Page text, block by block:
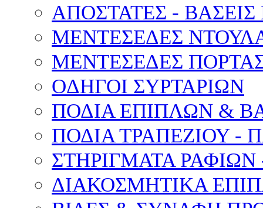
ΑΠΟΣΤΑΤΕΣ -
ΜΕΝΤΕΣΕΔΕΣ
ΜΕΝΤΕΣΕΔΕΣ
OΔΗΓΟΙ ΣΥΡΤΑΡΙΩΝ
ΠΟΔΙΑ ΕΠΙΠΛΩΝ &
ΠΟΔΙΑ ΤΡΑΠΕΖΙΟΥ -
ΣΤΗΡΙΓΜΑΤΑ ΡΑΦΙΩΝ
ΔΙΑΚΟΣΜΗΤΙΚΑ